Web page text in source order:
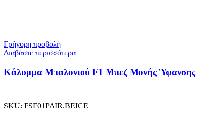
Γρήγορη προβολή
Διαβάστε περισσότερα
Κάλυμμα Μπαλονιού F1 Μπεζ Μονής Ύφανσης
SKU: FSF01PAIR.BEIGE